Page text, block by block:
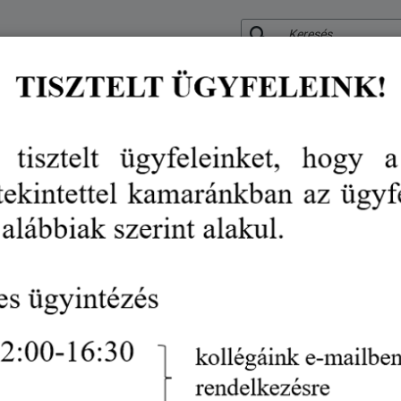
KERESÉS
RÓLUNK KÖZÉRDEKŰ ADATOK SZOLGÁLTATÁSOK
Hírek